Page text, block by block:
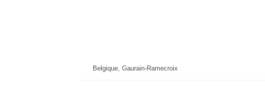
Belgique, Gaurain-Ramecroix